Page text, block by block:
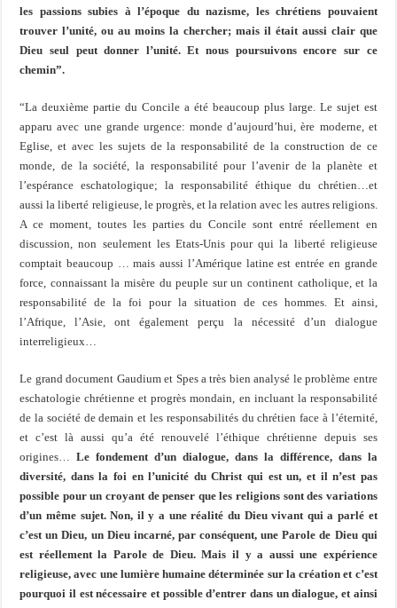
les passions subies à l’époque du nazisme, les chrétiens pouvaient
trouver l’unité, ou au moins la chercher; mais il était aussi clair que
Dieu seul peut donner l’unité. Et nous poursuivons encore sur ce
chemin”.
“La deuxième partie du Concile a été beaucoup plus large. Le sujet est
apparu avec une grande urgence: monde d’aujourd’hui, ère moderne, et
Eglise, et avec les sujets de la responsabilité de la construction de ce
monde, de la société, la responsabilité pour l’avenir de la planète et
l’espérance eschatologique; la responsabilité éthique du chrétien…et
aussi la liberté religieuse, le progrès, et la relation avec les autres religions.
A ce moment, toutes les parties du Concile sont entré réellement en
discussion, non seulement les Etats-Unis pour qui la liberté religieuse
comptait beaucoup … mais aussi l’Amérique latine est entrée en grande
force, connaissant la misère du peuple sur un continent catholique, et la
responsabilité de la foi pour la situation de ces hommes. Et ainsi,
l’Afrique, l’Asie, ont également perçu la nécessité d’un dialogue
interreligieux…
Le grand document Gaudium et Spes a très bien analysé le problème entre
eschatologie chrétienne et progrès mondain, en incluant la responsabilité
de la société de demain et les responsabilités du chrétien face à l’éternité,
et c’est là aussi qu’a été renouvelé l’éthique chrétienne depuis ses
origines…Le fondement d’un dialogue, dans la différence, dans la
diversité, dans la foi en l’unicité du Christ qui est un, et il n’est pas
possible pour un croyant de penser que les religions sont des variations
d’un même sujet. Non, il y a une réalité du Dieu vivant qui a parlé et
c’est un Dieu, un Dieu incarné, par conséquent, une Parole de Dieu qui
est réellement la Parole de Dieu. Mais il y a aussi une expérience
religieuse, avec une lumière humaine déterminée sur la création et c’est
pourquoi il est nécessaire et possible d’entrer dans un dialogue, et ainsi